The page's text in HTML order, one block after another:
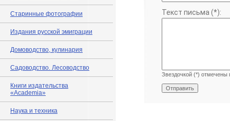
Старинные фотографии
Издания русской эмиграции
Домоводство, кулинария
Садоводство. Лесоводство
Книги издательства
«Academia»
Наука и техника
Текст письма (*):
Звездочкой (*) отмечены